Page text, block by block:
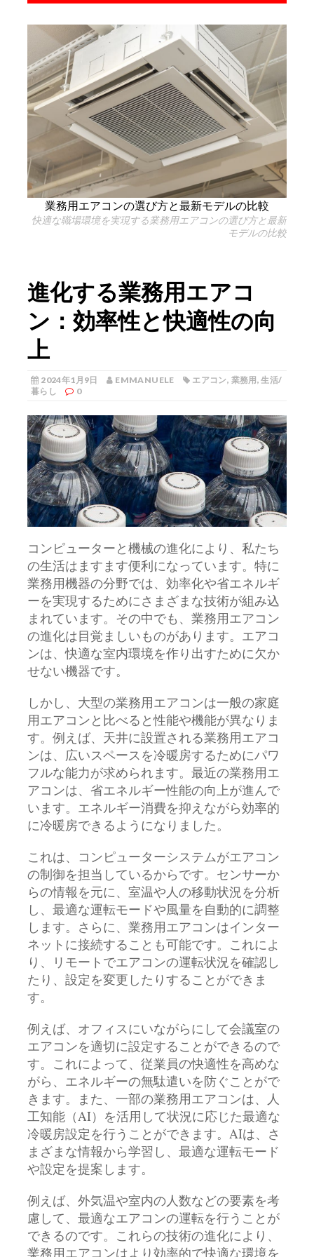
業務用エアコンの選び方と最新モデルの比較
快適な職場環境を実現する業務用エアコンの選び方と最新
モデルの比較
進化する業務用エアコ
ン：効率性と快適性の向
上
2024年1月9日 EMMANUELE エアコン, 業務用 ,生活/
暮らし
0
コンピューターと機械の進化により、私たち
の生活はますます便利になっています。 特に
業務用機器の分野では、効率化や省エネルギ
ーを実現するためにさまざまな技術が組み込
まれています。その中でも、業務用エアコン
の進化は目覚ましいものがあります。エアコ
ンは、快適な室内環境を作り出すために欠か
せない機器です。
しかし、大型の業務用エアコンは一般の家庭
用エアコンと比べると性能や機能が異なりま
す。例えば、天井に設置される業務用エアコ
ンは、広いスペースを冷暖房するためにパワ
フルな能力が求められます。最近の業務用エ
アコンは、省エネルギー性能の向上が進んで
います。エネルギー消費を抑えながら効率的
に冷暖房できるようになりました。
これは、コンピューターシステムがエアコン
の制御を担当しているからです。センサーか
らの情報を元に、室温や人の移動状況を分析
し、最適な運転モードや風量を自動的に調整
します。さらに、業務用エアコンはインター
ネットに接続することも可能です。これによ
り、リモートでエアコンの運転状況を確認し
たり、設定を変更したりすることができま
す。
例えば、オフィスにいながらにして会議室の
エアコンを適切に設定することができるので
す。これによって、従業員の快適性を高めな
がら、エネルギーの無駄遣いを防ぐことがで
きます。また、一部の業務用エアコンは、人
工知能（AI）を活用して状況に応じた最適な
冷暖房設定を行うことができます。AIは、さ
まざまな情報から学習し、最適な運転モード
や設定を提案します。
例えば、外気温や室内の人数などの要素を考
慮して、最適なエアコンの運転を行うことが
できるのです。これらの技術の進化により、